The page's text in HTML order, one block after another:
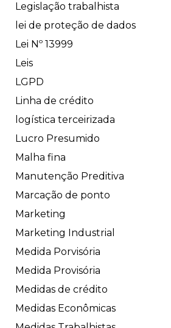
Legislação trabalhista
lei de proteção de dados
Lei Nº 13999
Leis
LGPD
Linha de crédito
logística terceirizada
Lucro Presumido
Malha fina
Manutenção Preditiva
Marcação de ponto
Marketing
Marketing Industrial
Medida Porvisória
Medida Provisória
Medidas de crédito
Medidas Econômicas